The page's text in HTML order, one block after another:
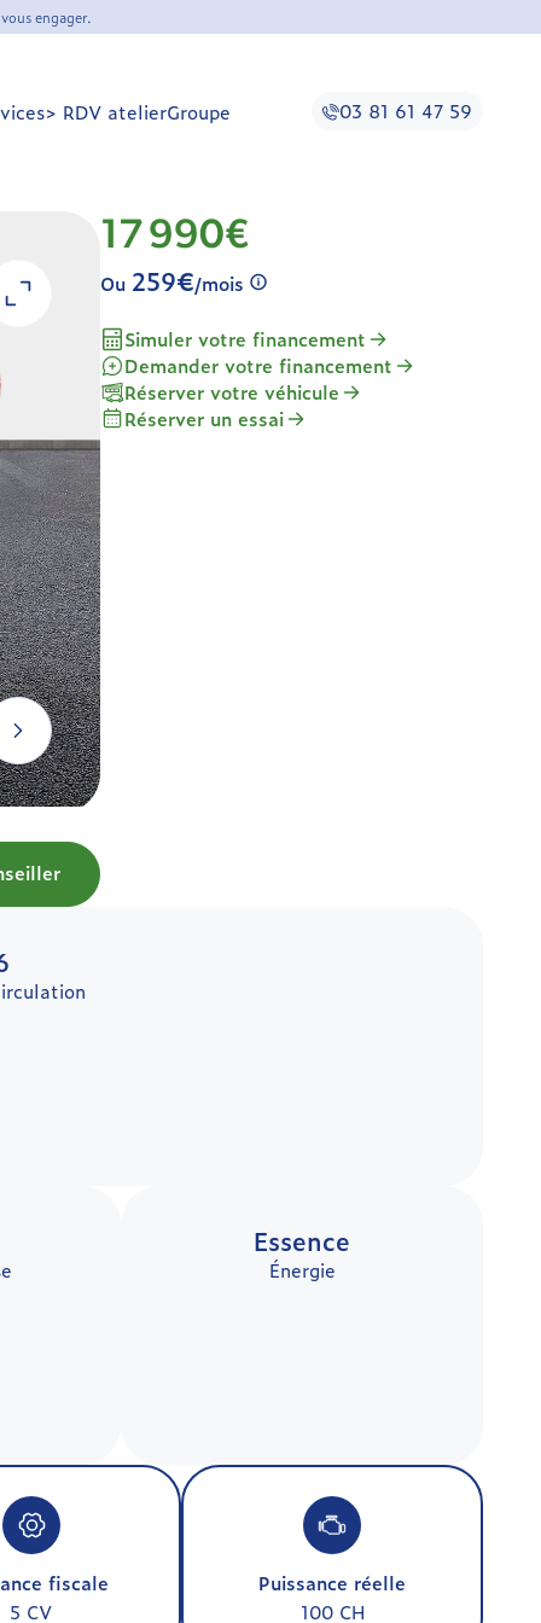
engager.
> RDV atelierGroupe 03 81 61 47 59
17 990€
Ou 259€/mois
Simuler votre financement
Demander votre financement
Réserver votre véhicule
Réserver un essai
Essence
Énergie
fiscale
5 CV
Puissance réelle
100 CH